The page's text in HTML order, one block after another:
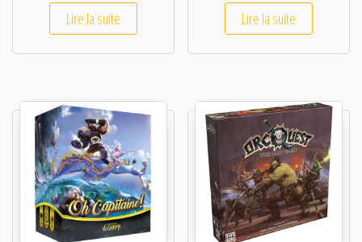
Lire la suite Lire la suite